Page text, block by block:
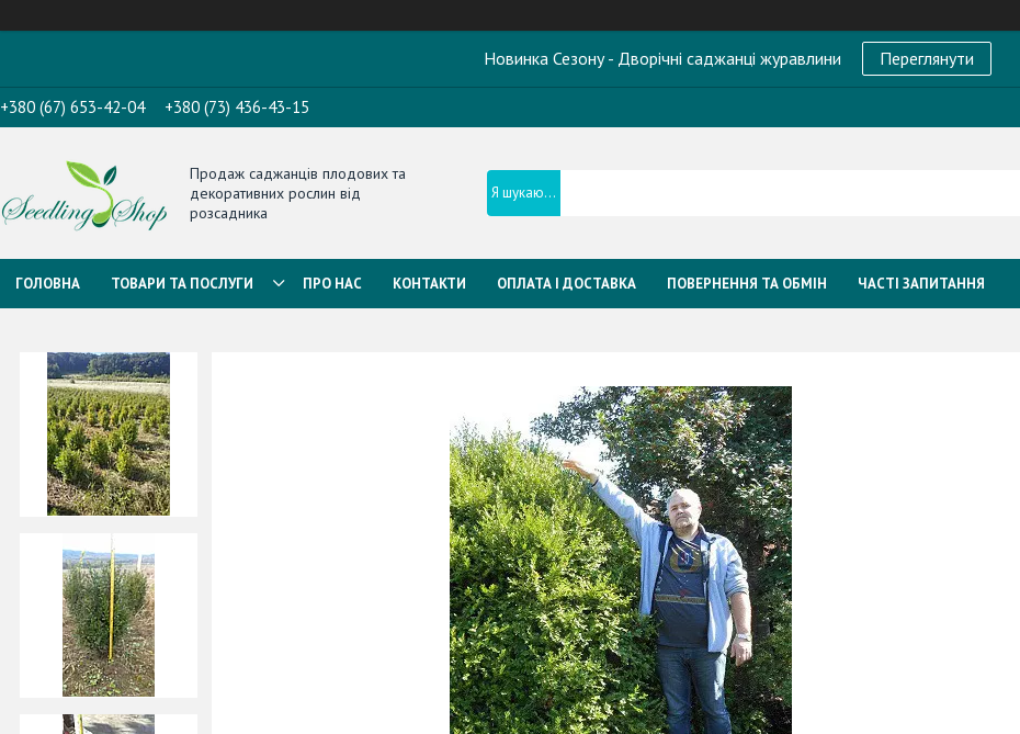
Новинка Сезону - Дворічні саджанці журавлини Переглянути
+380 (67) 653-42-04 +380 (73) 436-43-15
Продаж саджанців плодових та
декоративних рослин від
розсадника
ГОЛОВНА ТОВАРИ ТА ПОСЛУГИ ПРО НАС КОНТАКТИ ОПЛАТА І ДОСТАВКА ПОВЕРНЕННЯ ТА ОБМІН ЧАСТІ ЗАПИТАННЯ